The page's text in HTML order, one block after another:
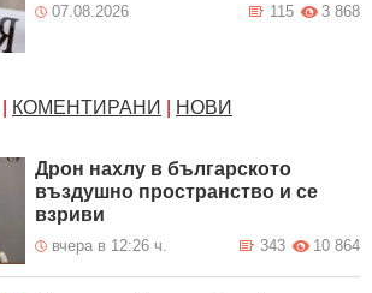
07.08.2026 3 868
115
КОМЕНТИРАНИ НОВИ
Дрон нахлу в българското
въздушно пространство и се
взриви
вчера в 12:26 ч. 10 864
343